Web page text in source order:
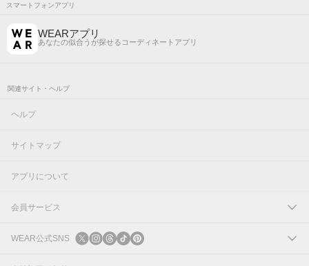
スマートフォンアプリ
WEARアプリ
あなたの似合うが探せるコーディネートアプリ
関連サイト・ヘルプ
ヘルプ
サイトマップ
アプリについて
会員サービス
ログイン
WEAR公式SNS